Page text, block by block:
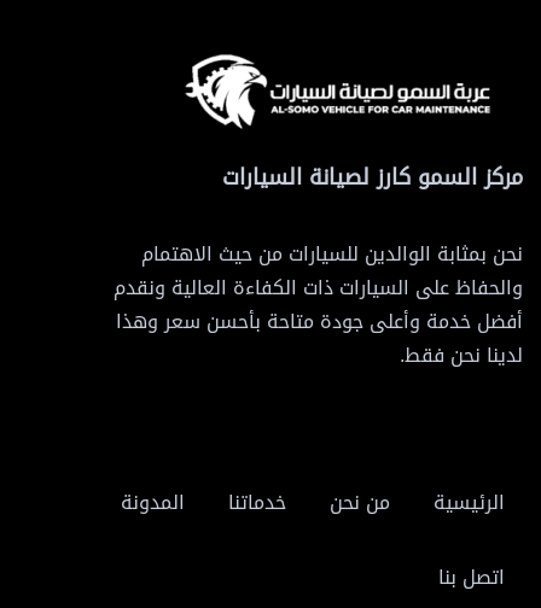
مركز السمو كارز لصيانة السيارات
نحن بمثابة الوالدين للسيارات من حيث الاهتمام
والحفاظ على السيارات ذات الكفاءة العالية ونقدم
أفضل خدمة وأعلى جودة متاحة بأحسن سعر وهذا
لدينا نحن فقط.
الرئيسية من نحن خدماتنا
المدونة
اتصل بنا